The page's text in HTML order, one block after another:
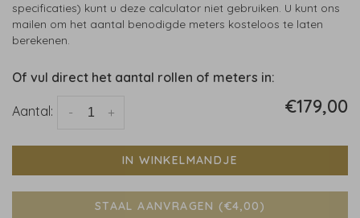
specificaties) kunt u deze calculator niet gebruiken. U kunt ons
mailen om het aantal benodigde meters kosteloos te laten
berekenen.
Of vul direct het aantal rollen of meters in:
Aantal: +
- €179,00
IN WINKELMANDJE
STAAL AANVRAGEN (€4,00)